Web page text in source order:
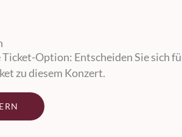
Ticket-Option: Entscheiden Sie sich
zu diesem Konzert.